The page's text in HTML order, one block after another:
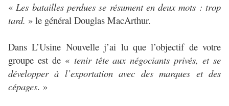
«Les batailles perdues se résument en deux mots : trop
tard. » le général Douglas MacArthur.
Dans L’Usine Nouvelle j’ai lu que l’objectif de votre
groupe est de « tenir tête aux négociants privés, et se
développer à l’exportation avec des marques et des
cépages. »